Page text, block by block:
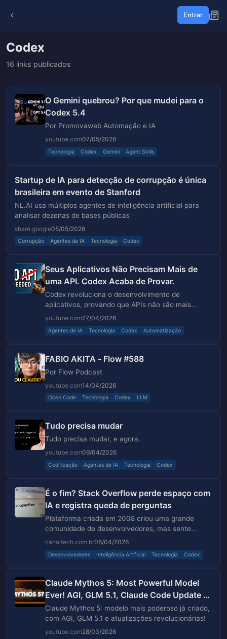
Entrar
Codex
16 links publicados
O Gemini quebrou? Por que mudei para o
Codex 5.4
Por Promovaweb Automação e IA
youtube.com07/05/2026
Tecnologia Codex Gemini Agent Skills
Startup de IA para detecção de corrupção é única
brasileira em evento de Stanford
NL.AI usa múltiplos agentes de inteligência artificial para
analisar dezenas de bases públicas
share.google05/05/2026
Corrupção Agentes de IA Tecnologia Codex
Seus Aplicativos Não Precisam Mais de
uma API. Codex Acaba de Provar.
Codex revoluciona o desenvolvimento de
aplicativos, provando que APIs não são mais
necessárias.
youtube.com27/04/2026
Agentes de IA Tecnologia Codex Automatização
FABIO AKITA - Flow #588
Por Flow Podcast
youtube.com14/04/2026
Open Code Tecnologia Codex LLM
Tudo precisa mudar
Tudo precisa mudar, e agora.
youtube.com09/04/2026
Codificação Agentes de IA Tecnologia Codex
É o fim? Stack Overflow perde espaço com
IA e registra queda de perguntas
Plataforma criada em 2008 criou uma grande
comunidade de desenvolvedores, mas sente
impacto de novas tecnologias que entregam
respostas instantâneas
canaltech.com.br06/04/2026
Desenvolvedores Inteligência Artificial Tecnologia Codex
Claude Mythos 5: Most Powerful Model
Ever! AGI, GLM 5.1, Claude Code Update &
Codex Plugins! AI NEWS
Claude Mythos 5: modelo mais poderoso já criado,
com AGI, GLM 5.1 e atualizações revolucionárias!
youtube.com28/03/2026